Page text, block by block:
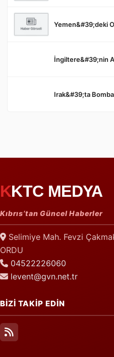
Yemen&#39;deki
İngiltere&#39;nin
Irak&#39;ta
KKTC MEDYA
Kıbrıs’tan Güncel Haberler
Selimiye Mah. Fevzi
ORDU
04522226060
levent@gvn.net.tr
BİZİ TAKİP EDİN